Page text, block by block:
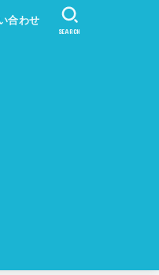
合わせ
SEARCH